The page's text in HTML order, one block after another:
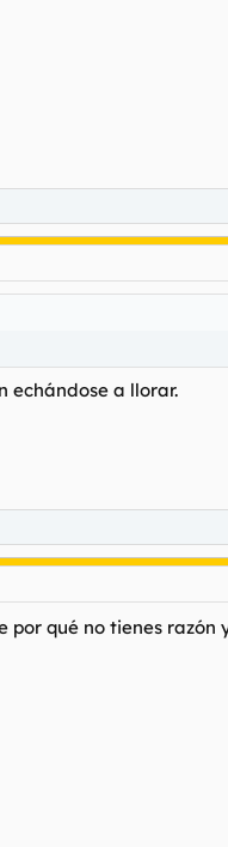
echándose a llorar.
qué no tienes razón